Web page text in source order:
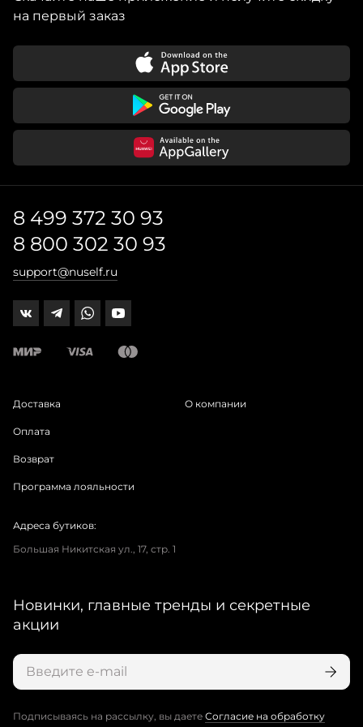
на первый заказ
8 499 372 30 93
8 800 302 30 93
support@nuself.ru
Доставка
Оплата
Возврат
Программа лояльности
О компании
Адреса бутиков:
Большая Никитская ул., 17, стр. 1
Новинки, главные тренды и секретные
акции
Подписываясь на рассылку, вы даете Согласие на обработку